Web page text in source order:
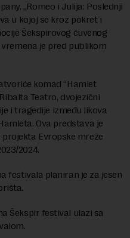
„Romeo i Julija: Poslednji
u kojoj se kroz pokret i
Šekspirovog čuvenog
je pred publikom
komad “Hamlet
Teatro, dvojezični
i tragedije između likova
Ova predstava je
Evropske mreže
2024.
festivala planiran je za jesen
Šekspir festival ulazi sa